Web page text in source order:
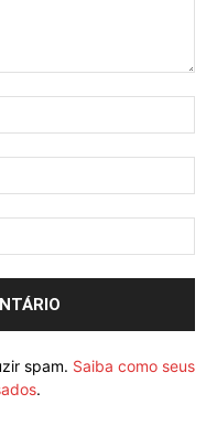
spam. Saiba como seus
.